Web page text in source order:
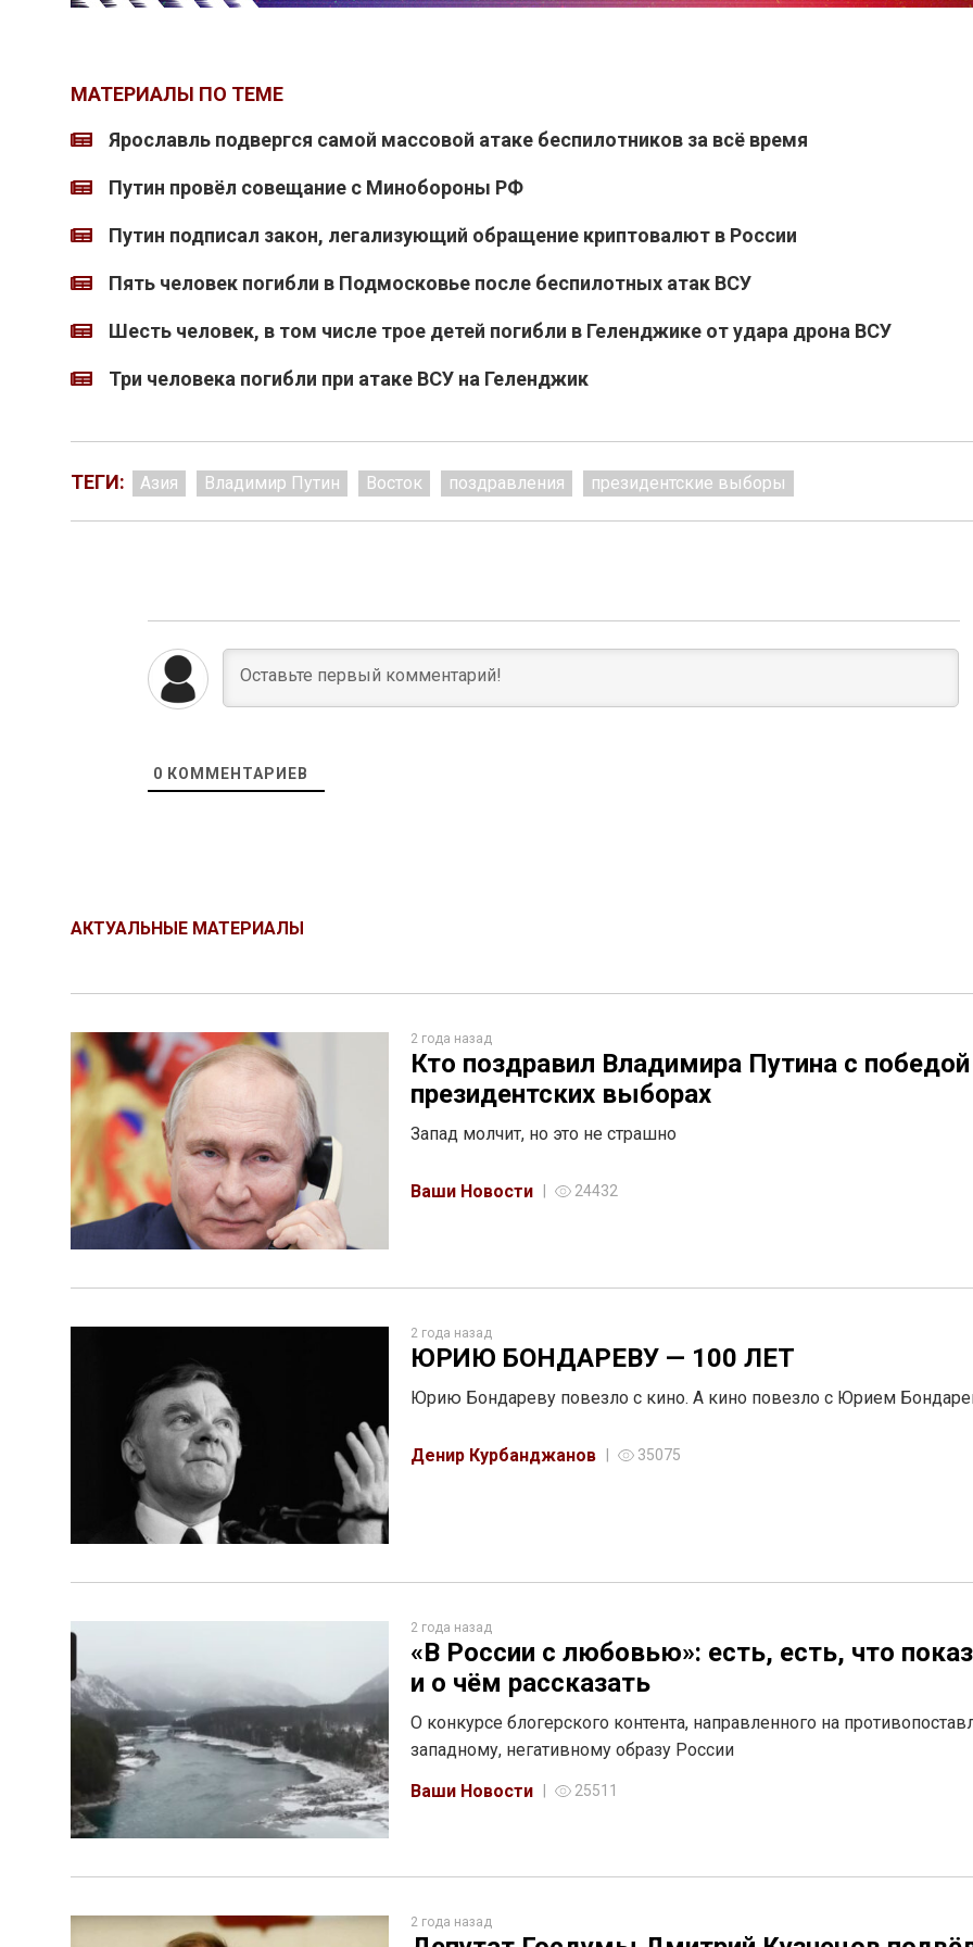
МАТЕРИАЛЫ ПО ТЕМЕ
Ярославль подвергся самой массовой атаке беспилотников за всё время
Путин провёл совещание с Минобороны РФ
Путин подписал закон, легализующий обращение криптовалют в России
Пять человек погибли в Подмосковье после беспилотных атак ВСУ
Шесть человек, в том числе трое детей погибли в Геленджике от удара дрона ВСУ
Три человека погибли при атаке ВСУ на Геленджик
ТЕГИ: Азия Владимир Путин Восток поздравления президентские выборы
0 КОММЕНТАРИЕВ
АКТУАЛЬНЫЕ МАТЕРИАЛЫ
2 года назад
Кто поздравил Владимира Путина с
президентских выборах
Запад молчит, но это не страшно
Ваши Новости 24432
2 года назад
ЮРИЮ БОНДАРЕВУ — 100 ЛЕТ
Юрию Бондареву повезло с кино. А кино повезло с Юрием
Денир Курбанджанов 35075
2 года назад
«В России с любовью»: есть, есть, что
и о чём рассказать
О конкурсе блогерского контента, направленного на
западному, негативному образу России
Ваши Новости
25511
2 года назад